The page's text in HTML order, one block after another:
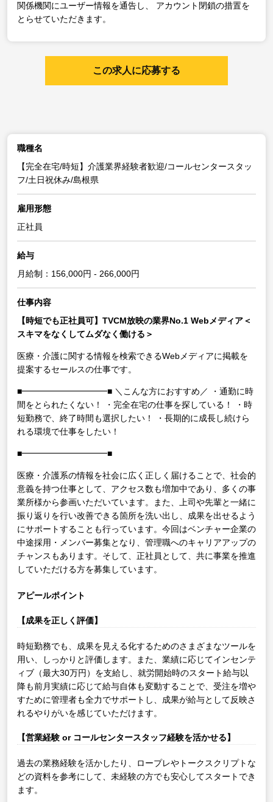
関係機関にユーザー情報を通告し、
アカウント閉鎖の措置を
とらせていただきます。
この求人に応募する
職種名
【完全在宅/時短】介護業界経験者歓迎/コールセンタースタッ
フ/土日祝休み/島根県
雇用形態
正社員
給与
月給制：156,000円 - 266,000円
仕事内容
【時短でも正社員可】TVCM放映の業界No.1 Webメディア＜
スキマをなくしてムダなく働ける＞
医療・介護に関する情報を検索できるWebメディアに掲載を
提案するセールスの仕事です。
■━━━━━━━━━━■ ＼こんな方におすすめ／
・通勤に時
間をとられたくない！
・完全在宅の仕事を探している！
・時
短勤務で、終了時間も選択したい！
・長期的に成長し続けら
れる環境で仕事をしたい！
■━━━━━━━━━━■
医療・介護系の情報を社会に広く正しく届けることで、社会的
意義を持つ仕事として、アクセス数も増加中であり、多くの事
業所様から参画いただいています。また、上司や先輩と一緒に
振り返りを行い改善できる箇所を洗い出し、成果を出せるよう
にサポートすることも行っています。今回はベンチャー企業の
中途採用・メンバー募集となり、管理職へのキャリアアップの
チャンスもあります。そして、正社員として、共に事業を推進
していただける方を募集しています。
アピールポイント
【成果を正しく評価】
時短勤務でも、成果を見える化するためのさまざまなツールを
用い、しっかりと評価します。また、業績に応じてインセンテ
ィブ（最大30万円）を支給し、就労開始時のスタート給与以
降も前月実績に応じて給与自体も変動することで、受注を増や
すために管理者も全力でサポートし、成果が給与として反映さ
れるやりがいを感じていただけます。
【営業経験 or コールセンタースタッフ経験を活かせる】
過去の業務経験を活かしたり、ロープレやトークスクリプトな
どの資料を参考にして、未経験の方でも安心してスタートでき
ます。